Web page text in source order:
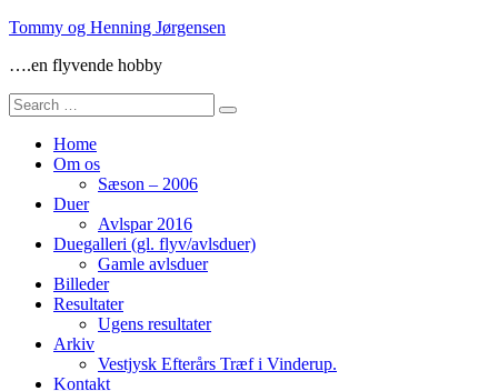
Skip
content
Tommy og Henning Jørgensen
….en flyvende hobby
Search
for:
Home
Om os
Sæson – 2006
Duer
Avlspar 2016
Duegalleri (gl. flyv/avlsduer)
Gamle avlsduer
Billeder
Resultater
Ugens resultater
Arkiv
Vestjysk Efterårs Træf i Vinderup.
Kontakt